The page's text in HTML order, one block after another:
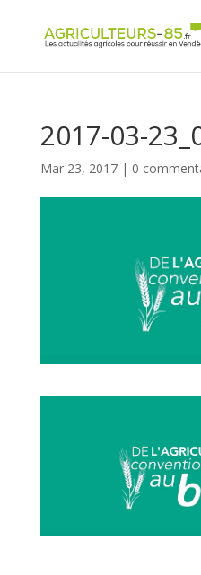
2017-03-
Mar 23, 2017| 0